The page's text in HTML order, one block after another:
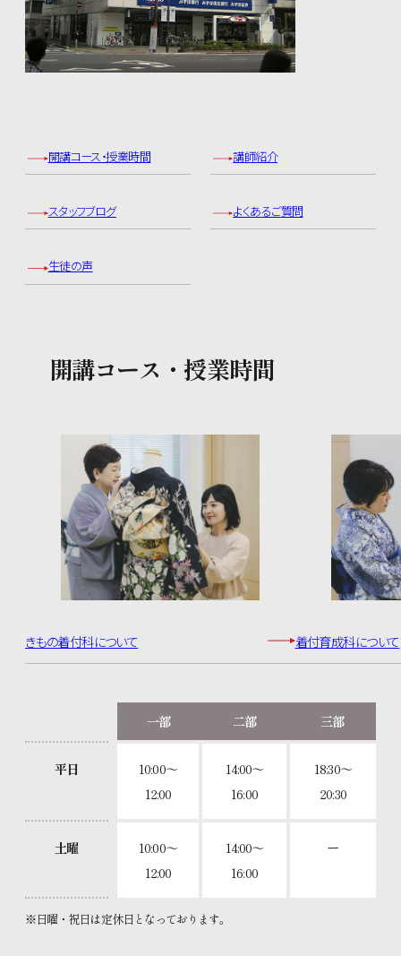
開講コース・授業時間 講師紹介
スタッフブログ よくあるご質問
生徒の声
開講コース・授業時間
きもの着付科について 着付育成科について
一部 二部 三部
平日
10:00〜
12:00
14:00〜
16:00
18:30〜
20:30
土曜
10:00〜
12:00
14:00〜
16:00
ー
※日曜・祝日は定休日となっております。